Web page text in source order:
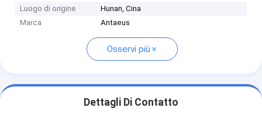
Luogo di origine
Hunan, Cina
Marca
Antaeus
Osservi più
Dettagli Di Contatto